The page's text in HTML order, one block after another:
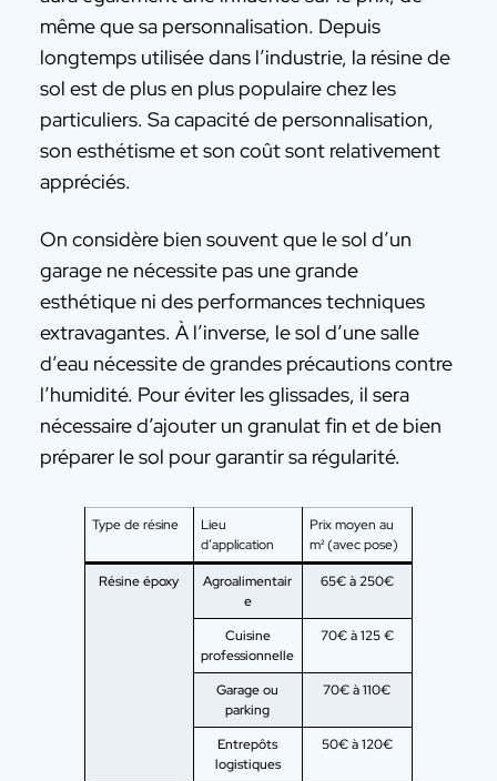
même que sa personnalisation. Depuis
longtemps utilisée dans l’industrie, la résine de
sol est de plus en plus populaire chez les
particuliers. Sa capacité de personnalisation,
son esthétisme et son coût sont relativement
appréciés.
On considère bien souvent que le sol d’un
garage ne nécessite pas une grande
esthétique ni des performances techniques
extravagantes. À l’inverse, le sol d’une salle
d’eau nécessite de grandes précautions contre
l’humidité. Pour éviter les glissades, il sera
nécessaire d’ajouter un granulat fin et de bien
préparer le sol pour garantir sa régularité.
Type de résine
Lieu
d’application
Prix moyen au
m² (avec pose)
Résine époxy
Agroalimentair
e
65€ à 250€
Cuisine
professionnelle
70€ à 125 €
Garage ou
parking
70€ à 110€
Entrepôts
logistiques
50€ à 120€